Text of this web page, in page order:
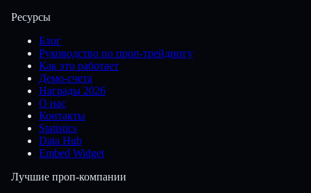
Ресурсы
Блог
Руководство по проп-трейдингу
Как это работает
Демо-счета
Награды 2026
О нас
Контакты
Statistics
Data Hub
Embed Widget
Лучшие проп-компании